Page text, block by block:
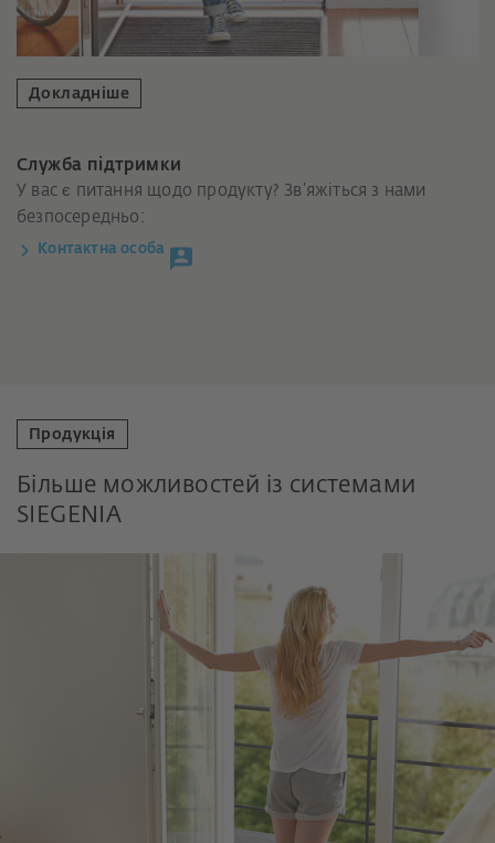
Докладніше
Служба підтримки
У вас є питання щодо продукту? Зв’яжіться з нами
безпосередньо:
Контактна особа
Продукція
Більше можливостей із системами
SIEGENIA